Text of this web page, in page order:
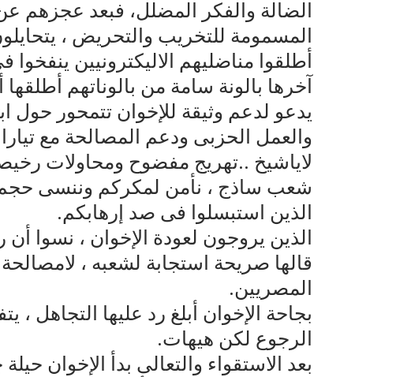
الضالة والفكر المضلل، فبعد عجزهم
المسمومة للتخريب والتحريض ،
أطلقوا مناضليهم الاليكترونيين
آخرها بالونة سامة من بالوناتهم
يدعو لدعم وثيقة للإخوان تتمحور حول
والعمل الحزبى ودعم المصالحة مع
لاياشيخ ..تهريج مفضوح ومحاولات
شعب ساذج ، نأمن لمكركم وننسى حجم
الذين استبسلوا فى صد إرهابكم.
الذين يروجون لعودة الإخوان ، نسوا
قالها صريحة استجابة لشعبه ،
المصريين.
بجاحة الإخوان أبلغ رد عليها التجاهل ،
الرجوع لكن هيهات.
بعد الاستقواء والتعالى بدأ الإخوان